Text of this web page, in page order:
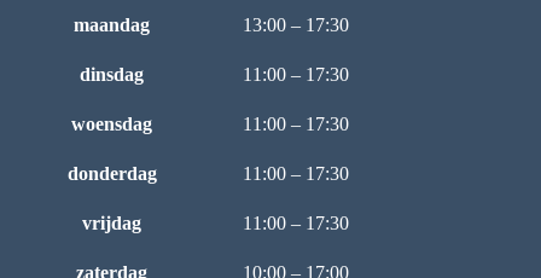
maandag 13:00 – 17:30
dinsdag 11:00 – 17:30
woensdag 11:00 – 17:30
donderdag 11:00 – 17:30
vrijdag 11:00 – 17:30
zaterdag 10:00 – 17:00